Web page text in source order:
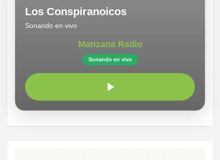
Los Conspiranoicos
Sonando en vivo
Manzana Radio
Sonando en vivo